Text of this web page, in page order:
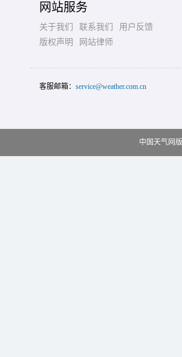
网站服务
关于我们 联系我们
用户反馈
版权声明
网站律师
客服邮箱： service@weather.com.cn
中国天气网